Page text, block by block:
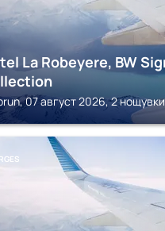
La Robeyere, BW
07 август 2026, 2 нощувки